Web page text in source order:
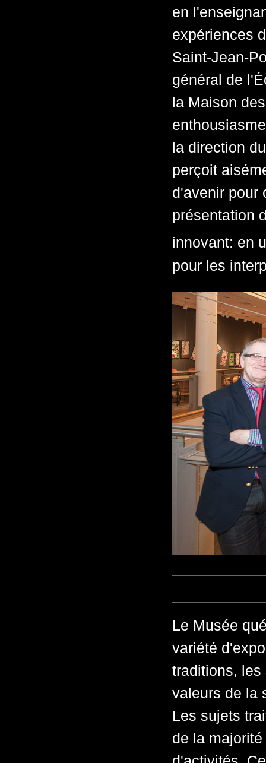
en
expériences
Saint-Jean-
général de
la Maison
la direction
perçoit
d'avenir pour
présentation
innovant: en
pour les
Le Musée
variété
traditions, les
valeurs de la
Les sujets
de la